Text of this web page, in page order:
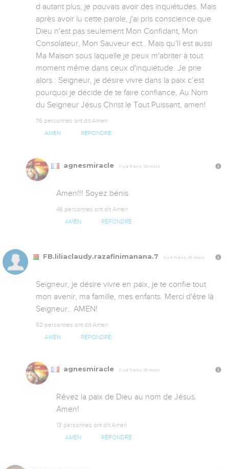
d autant plus, je pouvais avoir des inquiétudes. Mais
après avoir lu cette parole, j'ai pris conscience que
Dieu n'est pas seulement Mon Confidant, Mon
Consolateur, Mon Sauveur ect.. Mais qu'Il est aussi
Ma Maison sous laquelle je peux m'abriter à tout
moment même dans ceux d'inquiétude. Je prie
alors : Seigneur, je désire vivre dans la paix c’est
pourquoi je décide de te faire confiance, Au Nom
du Seigneur Jésus Christ le Tout Puissant, amen!
76 personnes ont dit Amen
AMEN RÉPONDRE
agnesmiracle Il y a 11 ans, 10 mois
Amen!!! Soyez bénis
46 personnes ont dit Amen
AMEN RÉPONDRE
FB.liliaclaudy.razafinimanana.7 Il y a 11 ans, 10 mois
Seigneur, je désire vivre en paix, je te confie tout
mon avenir, ma famille, mes enfants. Merci d'être là
Seigneur.. AMEN!
52 personnes ont dit Amen
AMEN RÉPONDRE
agnesmiracle Il y a 11 ans, 10 mois
Rêvez la paix de Dieu au nom de Jésus.
Amen!
13 personnes ont dit Amen
AMEN RÉPONDRE